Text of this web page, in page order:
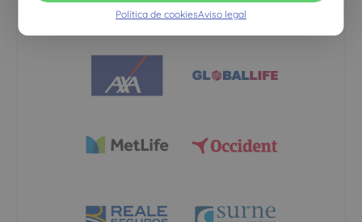
Política de cookiesAviso legal